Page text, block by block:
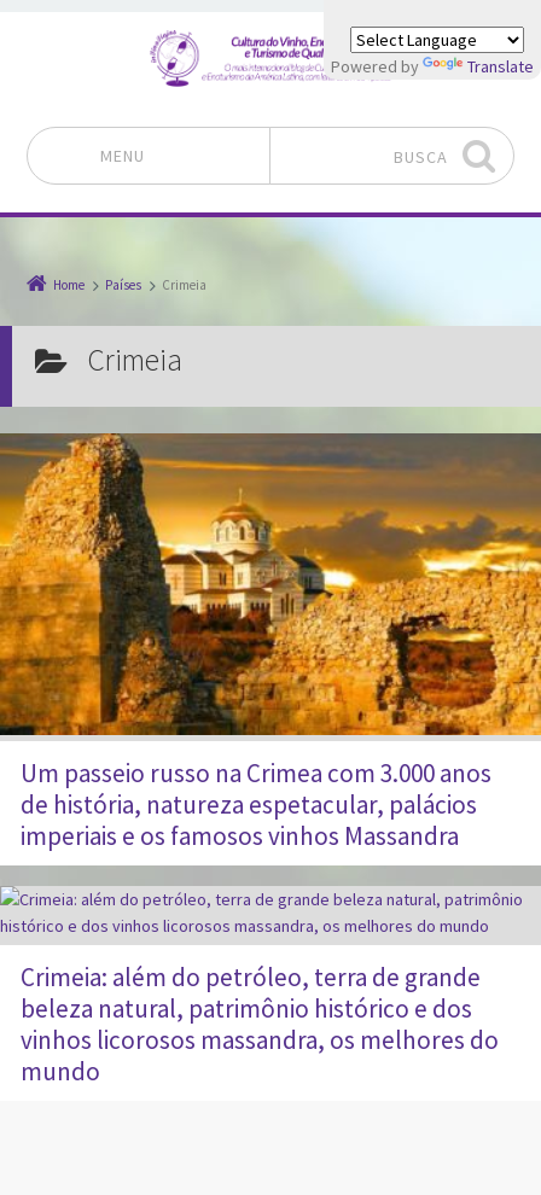
MENU BUSCA
Home Países Crimeia
Crimeia
Um passeio russo na Crimea com 3.000 anos
de história, natureza espetacular, palácios
imperiais e os famosos vinhos Massandra
Crimeia: além do petróleo, terra de grande
beleza natural, patrimônio histórico e dos
vinhos licorosos massandra, os melhores do
mundo
Powered by Translate